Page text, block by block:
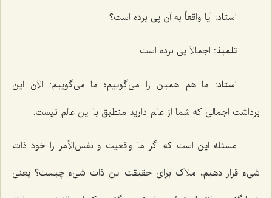
استاد:آیا واقعاً به آن پی برده است؟
تلمیذ: اجمالاً پی برده است.
استاد: ما هم همین را می‌گوییم؛ ما می‌گوییم: الآن این
برداشت اجمالی که شما از عالم دارید منطبق با این عالم نیست.
مسئله این است که اگر ما واقعیت و نفس‌الأمر را خود ذات
شیء قرار دهیم، ملاک برای حقیقت این ذات شیء چیست؟ یعنی